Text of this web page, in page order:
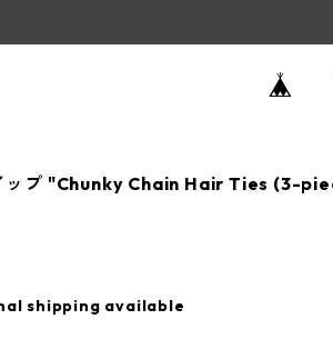
ップ "Chunky Chain Hair Ties (3-
shipping available